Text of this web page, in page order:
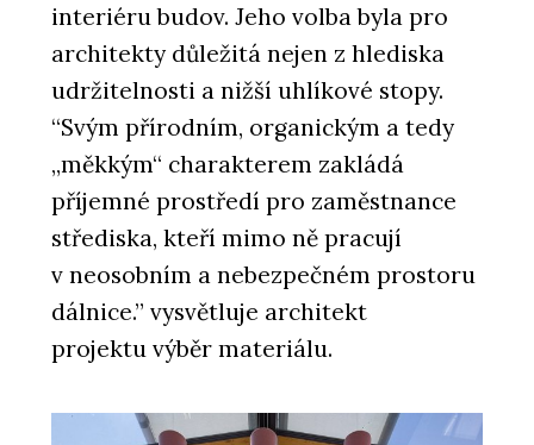
interiéru budov. Jeho volba byla pro
architekty důležitá nejen z hlediska
udržitelnosti a nižší uhlíkové stopy.
“Svým přírodním, organickým a tedy
„měkkým“ charakterem zakládá
příjemné prostředí pro zaměstnance
střediska, kteří mimo ně pracují
v neosobním a nebezpečném prostoru
dálnice.” vysvětluje architekt
projektu výběr materiálu.